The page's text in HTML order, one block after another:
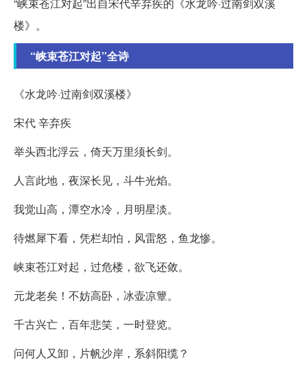
“峡束苍江对起”出自宋代辛弃疾的《水龙吟·过南剑双溪
楼》。
“峡束苍江对起”全诗
《水龙吟·过南剑双溪楼》
宋代 辛弃疾
举头西北浮云，倚天万里须长剑。
人言此地，夜深长见，斗牛光焰。
我觉山高，潭空水冷，月明星淡。
待燃犀下看，凭栏却怕，风雷怒，鱼龙惨。
峡束苍江对起，过危楼，欲飞还敛。
元龙老矣！不妨高卧，冰壶凉簟。
千古兴亡，百年悲笑，一时登览。
问何人又卸，片帆沙岸，系斜阳缆？